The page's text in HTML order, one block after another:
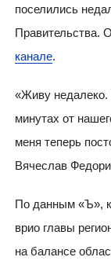
поселились
Правительства.
канале.
«Живу недалеко.
минутах от
меня теперь
Вячеслав
По данным «Ъ»,
врио главы
на балансе